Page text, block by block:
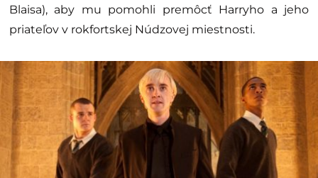
Blaisa), aby mu pomohli premôcť Harryho a jeho
priateľov v rokfortskej Núdzovej miestnosti.